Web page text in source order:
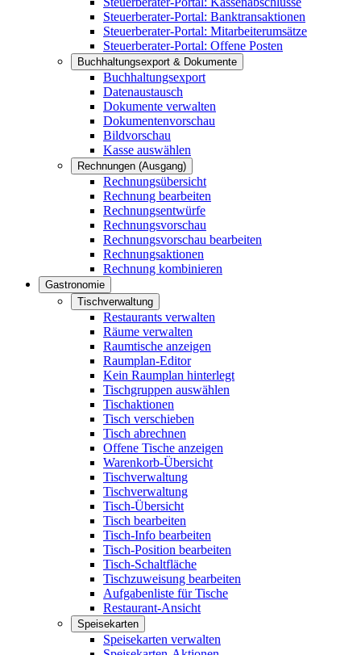
Steuerberater-Portal: Banktransaktionen
Steuerberater-Portal: Mitarbeiterumsätze
Steuerberater-Portal: Offene Posten
Buchhaltungsexport & Dokumente
Buchhaltungsexport
Datenaustausch
Dokumente verwalten
Dokumentenvorschau
Bildvorschau
Kasse auswählen
Rechnungen (Ausgang)
Rechnungsübersicht
Rechnung bearbeiten
Rechnungsentwürfe
Rechnungsvorschau
Rechnungsvorschau bearbeiten
Rechnungsaktionen
Rechnung kombinieren
Gastronomie
Tischverwaltung
Restaurants verwalten
Räume verwalten
Raumtische anzeigen
Raumplan-Editor
Kein Raumplan hinterlegt
Tischgruppen auswählen
Tischaktionen
Tisch verschieben
Tisch abrechnen
Offene Tische anzeigen
Warenkorb-Übersicht
Tischverwaltung
Tischverwaltung
Tisch-Übersicht
Tisch bearbeiten
Tisch-Info bearbeiten
Tisch-Position bearbeiten
Tisch-Schaltfläche
Tischzuweisung bearbeiten
Aufgabenliste für Tische
Restaurant-Ansicht
Speisekarten
Speisekarten verwalten